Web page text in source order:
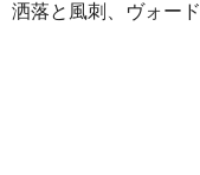
落と風刺、ヴォー